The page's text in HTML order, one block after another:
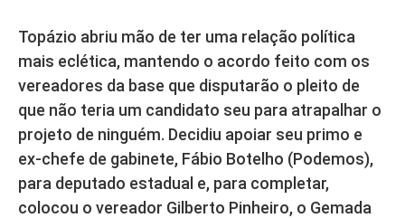
Topázio abriu mão de ter uma relação política
mais eclética, mantendo o acordo feito com os
vereadores da base que disputarão o pleito de
que não teria um candidato seu para atrapalhar o
projeto de ninguém. Decidiu apoiar seu primo e
ex-chefe de gabinete, Fábio Botelho (Podemos),
para deputado estadual e, para completar,
colocou o vereador Gilberto Pinheiro, o Gemada